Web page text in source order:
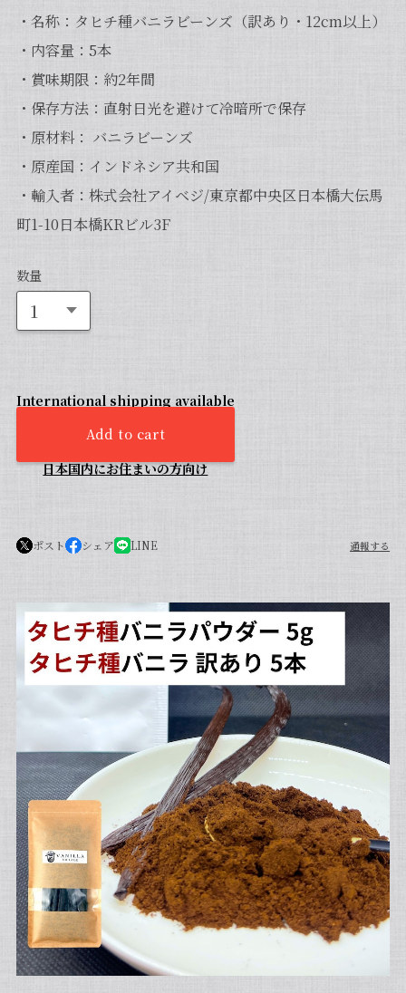
・名称：タヒチ種バニラビーンズ（訳あり・12cm以上）
・内容量：5本
・賞味期限：約2年間
・保存方法：直射日光を避けて冷暗所で保存
・原材料： バニラビーンズ
・原産国：インドネシア共和国
・輸入者：株式会社アイベジ/東京都中央区日本橋大伝馬
町1-10日本橋KRビル3F
数量
International shipping available
Add to cart
日本国内にお住まいの方向け
ポスト シェア LINE 通報する